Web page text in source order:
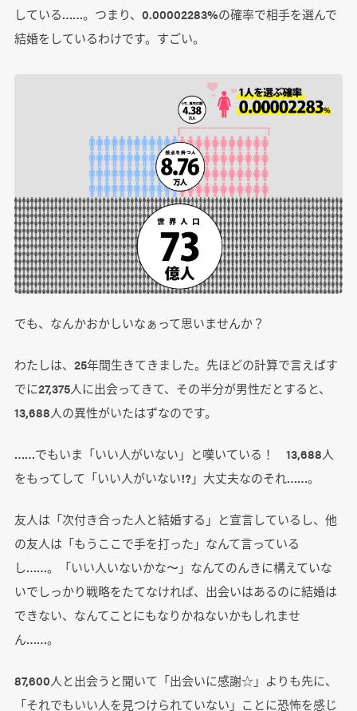
している……。つまり、0.00002283%の確率で相手を選んで
結婚をしているわけです。すごい。
でも、なんかおかしいなぁって思いませんか？
わたしは、25年間生きてきました。先ほどの計算で言えばす
でに27,375人に出会ってきて、その半分が男性だとすると、
13,688人の異性がいたはずなのです。
……でもいま「いい人がいない」と嘆いている！ 13,688人
をもってして「いい人がいない!?」大丈夫なのそれ……。
友人は「次付き合った人と結婚する」と宣言しているし、他
の友人は「もうここで手を打った」なんて言っている
し……。「いい人いないかな〜」なんてのんきに構えていな
いでしっかり戦略をたてなければ、出会いはあるのに結婚は
できない、なんてことにもなりかねないかもしれませ
ん……。
87,600人と出会うと聞いて「出会いに感謝☆」よりも先に、
「それでもいい人を見つけられていない」ことに恐怖を感じ